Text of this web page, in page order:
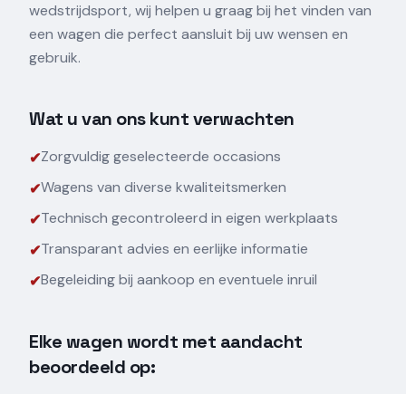
wedstrijdsport, wij helpen u graag bij het vinden van
een wagen die perfect aansluit bij uw wensen en
gebruik.
Wat u van ons kunt verwachten
✔Zorgvuldig geselecteerde occasions
✔Wagens van diverse kwaliteitsmerken
✔Technisch gecontroleerd in eigen werkplaats
✔Transparant advies en eerlijke informatie
✔Begeleiding bij aankoop en eventuele inruil
Elke wagen wordt met aandacht
beoordeeld op: